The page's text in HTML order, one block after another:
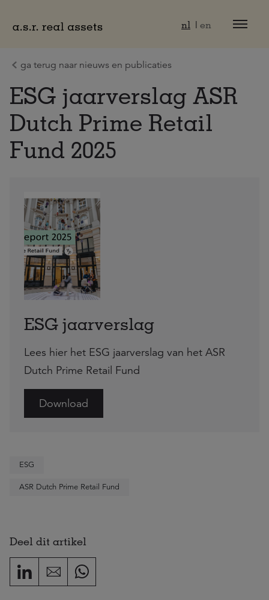
nl en
ga terug naar nieuws en publicaties
ESG jaarverslag ASR
Dutch Prime Retail
Fund 2025
ESG jaarverslag
Lees hier het ESG jaarverslag van het ASR
Dutch Prime Retail Fund
Download
ESG
ASR Dutch Prime Retail Fund
Deel dit artikel